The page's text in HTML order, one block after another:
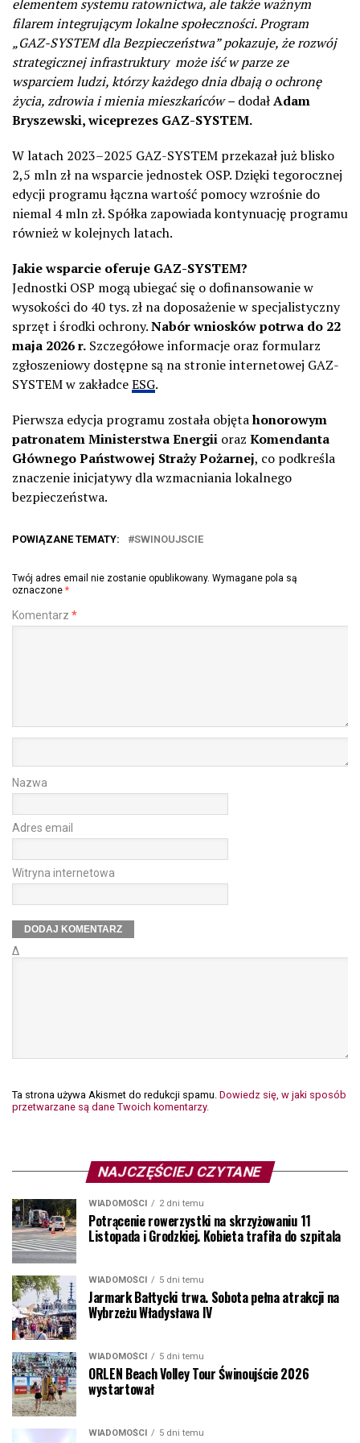
elementem systemu ratownictwa, ale także ważnym
filarem integrującym lokalne społeczności. Program
„GAZ-SYSTEM dla Bezpieczeństwa” pokazuje, że rozwój
strategicznej infrastruktury może iść w parze ze
wsparciem ludzi, którzy każdego dnia dbają o ochronę
życia, zdrowia i mienia mieszkańców – dodałAdam
Bryszewski, wiceprezes GAZ-SYSTEM.
W latach 2023–2025 GAZ-SYSTEM przekazał już blisko
2,5 mln zł na wsparcie jednostek OSP. Dzięki tegorocznej
edycji programu łączna wartość pomocy wzrośnie do
niemal 4 mln zł. Spółka zapowiada kontynuację programu
również w kolejnych latach.
Jakie wsparcie oferuje GAZ-SYSTEM?
Jednostki OSP mogą ubiegać się o dofinansowanie w
wysokości do 40 tys. zł na doposażenie w specjalistyczny
sprzęt i środki ochrony.Nabór wniosków potrwa do 22
maja 2026 r. Szczegółowe informacje oraz formularz
zgłoszeniowy dostępne są na stronie internetowej GAZ-
SYSTEM w zakładceESG.
Pierwsza edycja programu została objętahonorowym
patronatem Ministerstwa Energii oraz Komendanta
Głównego Państwowej Straży Pożarnej, co podkreśla
znaczenie inicjatywy dla wzmacniania lokalnego
bezpieczeństwa.
POWIĄZANE TEMATY: SWINOUJSCIE
Twój adres email nie zostanie opublikowany. Wymagane pola są
oznaczone *
Komentarz *
Nazwa
Adres email
Witryna internetowa
Δ
Ta strona używa Akismet do redukcji spamu. Dowiedz się, w jaki sposób
przetwarzane są dane Twoich komentarzy.
NAJCZĘŚCIEJ CZYTANE
WIADOMOŚCI 2 dni temu
Potrącenie rowerzystki na skrzyżowaniu 11
Listopada i Grodzkiej. Kobieta trafiła do szpitala
WIADOMOŚCI 5 dni temu
Jarmark Bałtycki trwa. Sobota pełna atrakcji na
Wybrzeżu Władysława IV
WIADOMOŚCI 5 dni temu
ORLEN Beach Volley Tour Świnoujście 2026
wystartował
WIADOMOŚCI 5 dni temu